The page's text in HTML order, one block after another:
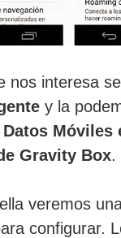
nos interesa
y la
Datos Móviles
Gravity Box.
veremos
configurar.